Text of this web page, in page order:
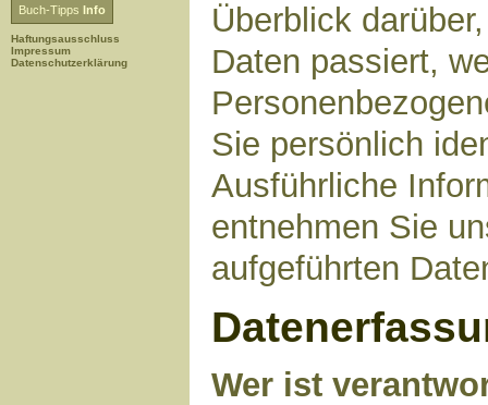
Buch-Tipps Info
Haftungsausschluss
Impressum
Datenschutzerklärung
Überblick
Daten passiert,
Sie persönlich
Ausführliche
entnehmen Sie
aufgeführten
Wer ist